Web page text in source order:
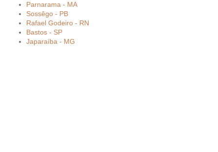
Parnarama - MA
Sossêgo - PB
Rafael Godeiro - RN
Bastos - SP
Japaraíba - MG